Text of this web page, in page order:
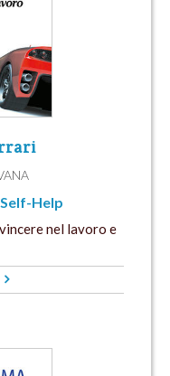
Help
nel lavoro e